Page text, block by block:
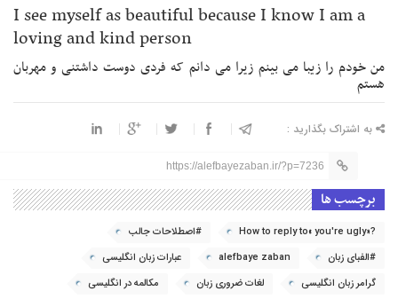
I see myself as beautiful because I know I am a
loving and kind person
من خودم را زیبا می بینم زیرا می دانم که فردی دوست داشتنی و مهربان
هستم
به اشتراک بگذارید :
https://alefbayezaban.ir/?p=7236
برچسب ها
?«How to reply to« you're ugly
#اصطلاحات جالب
#الفبای زبان
alefbaye zaban
عبارات زبان انگلیسی
گرامر زبان انگلیسی
لغات ضروری زبان
مکالمه در انگلیسی